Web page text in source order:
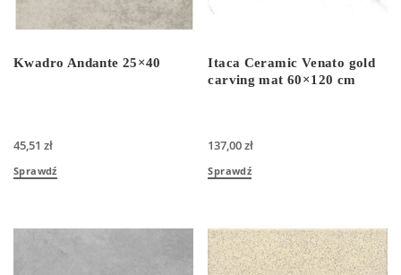
Kwadro Andante 25×40
45,51 zł
Sprawdź
Itaca Ceramic Venato gold
carving mat 60×120 cm
137,00zł
Sprawdź